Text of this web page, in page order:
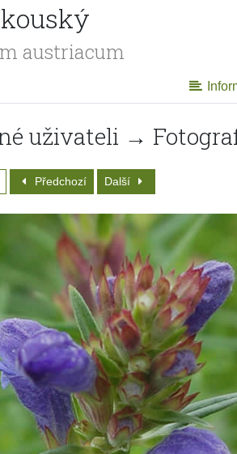
austriacum
uživateli →
Předchozí Další